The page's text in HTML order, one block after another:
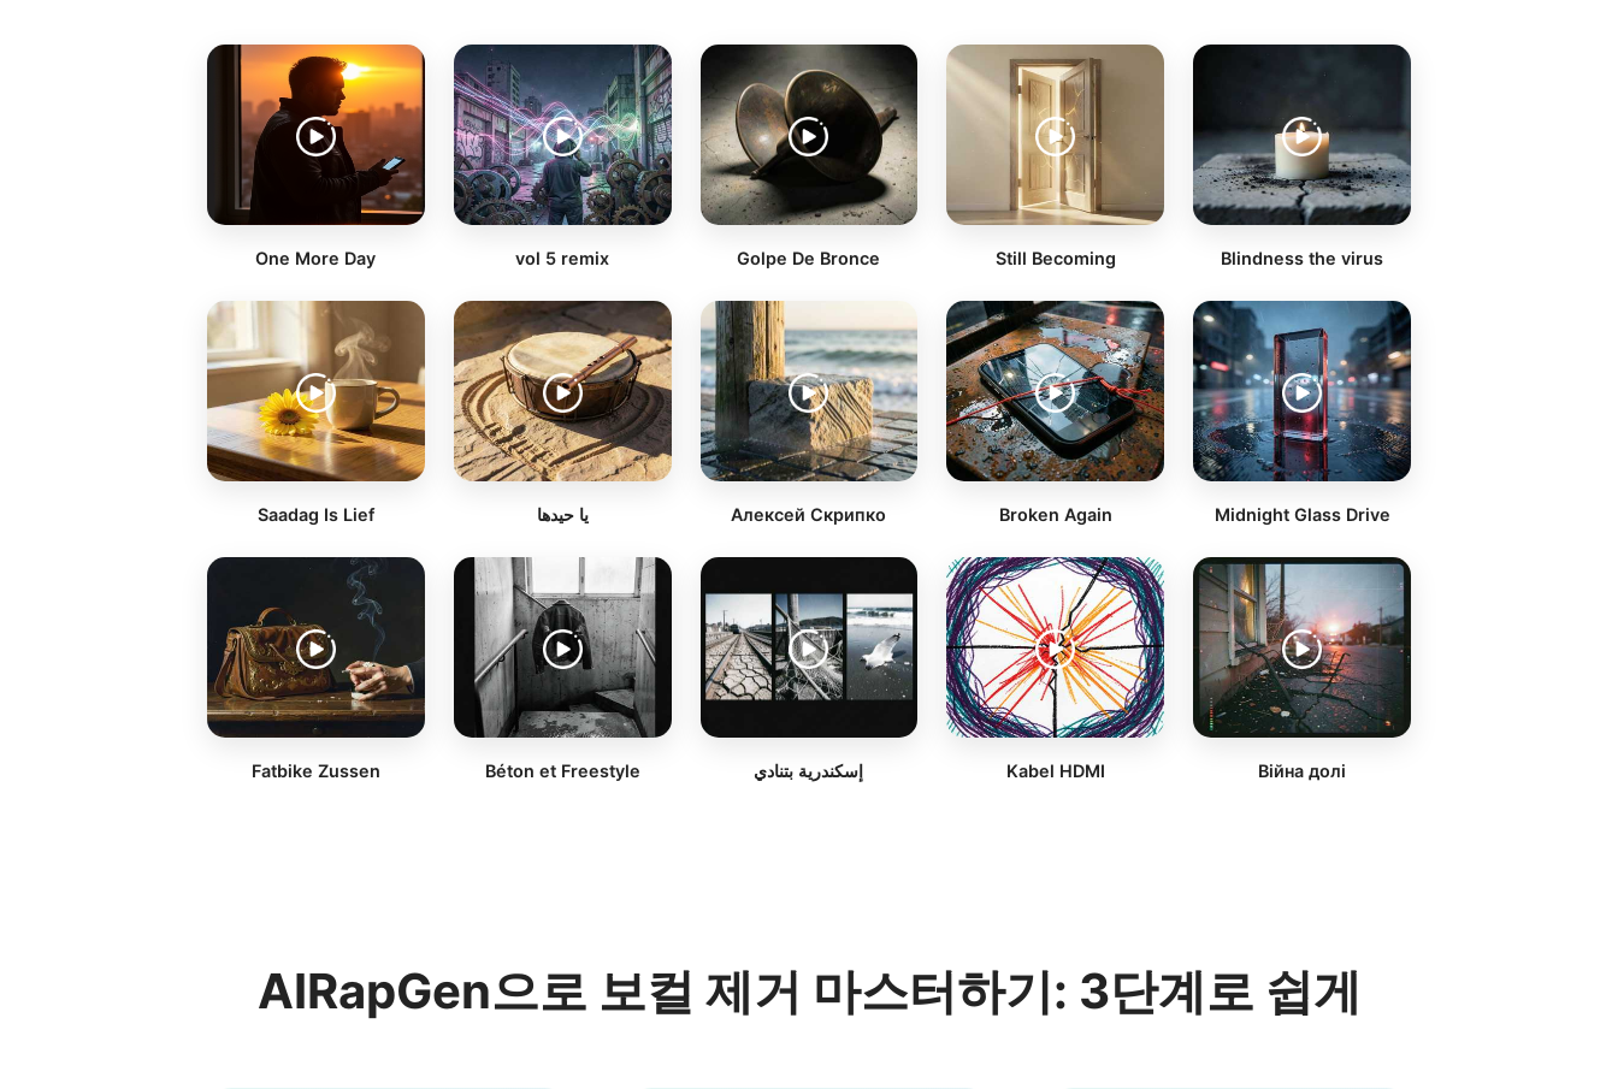
One More Day vol 5 remix Golpe De Bronce Still Becoming Blindness the virus
Saadag Is Lief يا حيدها Алексей Скрипко Broken Again Midnight Glass Drive
Fatbike Zussen Béton et Freestyle إسكندرية بتنادي Kabel HDMI Війна долі
AIRapGen으로 보컬 제거 마스터하기: 3단계로 쉽게